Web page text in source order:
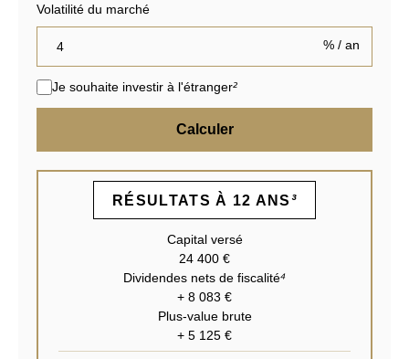
Volatilité du marché
% / an
Je souhaite investir à l'étranger²
Calculer
RÉSULTATS À 12 ANS³
Capital versé
24 400 €
Dividendes nets de fiscalité⁴
+ 8 083 €
Plus-value brute
+ 5 125 €